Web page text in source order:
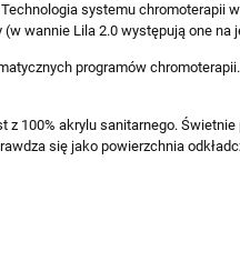
systemu chromoterapii
wannie Lila 2.0 występują one na
programów
100% akrylu sanitarnego.
się jako powierzchnia